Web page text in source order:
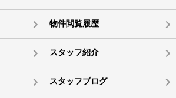
物件閲覧履歴
スタッフ紹介
スタッフブログ